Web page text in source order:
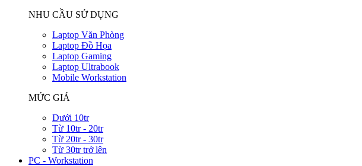
NHU CẦU SỬ DỤNG
Laptop Văn Phòng
Laptop Đồ Họa
Laptop Gaming
Laptop Ultrabook
Mobile Workstation
MỨC GIÁ
Dưới 10tr
Từ 10tr - 20tr
Từ 20tr - 30tr
Từ 30tr trở lên
PC - Workstation